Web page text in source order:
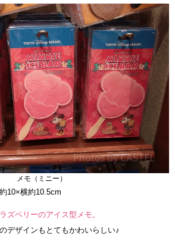
メモ（ミニー）
10×横約10.5cm
ズベリーのアイス型メモ。
デザインもとてもかわいらしい♪